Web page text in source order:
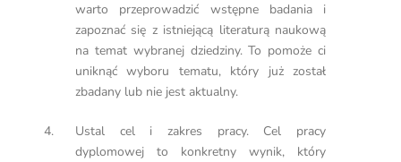
warto przeprowadzić wstępne badania i
zapoznać się z istniejącą literaturą naukową
na temat wybranej dziedziny. To pomoże ci
uniknąć wyboru tematu, który już został
zbadany lub nie jest aktualny.
Ustal cel i zakres pracy. Cel pracy
dyplomowej to konkretny wynik, który